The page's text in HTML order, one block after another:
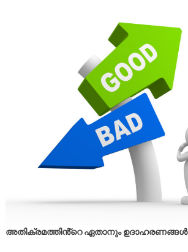
അതിക്രമത്തിൻ്റെ ഏതാനും ഉദാഹരണങ്ങൾ